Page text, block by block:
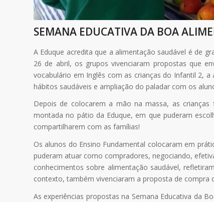
SEMANA EDUCATIVA DA BOA
A Eduque acredita que a alimentação saudável é de
26 de abril, os grupos vivenciaram propostas que
vocabulário em Inglês com as crianças do Infantil 2,
hábitos saudáveis e ampliação do paladar com os
Depois de colocarem a mão na massa, as
montada no pátio da Eduque, em que puderam
compartilharem com as famílias!
Os alunos do Ensino Fundamental colocaram em
puderam atuar como compradores, negociando,
conhecimentos sobre alimentação saudável,
contexto, também vivenciaram a proposta de compra
As experiências propostas na Semana Educativa da